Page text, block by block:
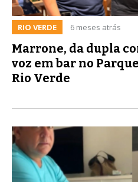
RIO VERDE 6 meses atrás
Marrone, da dupla
voz em bar no
Rio Verde